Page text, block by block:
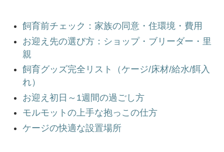
飼育前チェック：家族の同意・住環境・費用
お迎え先の選び方：ショップ・ブリーダー・里
親
飼育グッズ完全リスト（ケージ/床材/給水/餌入
れ）
お迎え初日～1週間の過ごし方
モルモットの上手な抱っこの仕方
ケージの快適な設置場所